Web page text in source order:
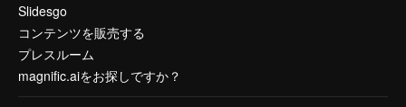
Slidesgo
コンテンツを販売する
プレスルーム
magnific.aiをお探しですか？